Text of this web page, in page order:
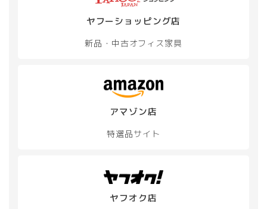
ヤフーショッピング店
新品・中古オフィス家具
アマゾン店
特選品サイト
ヤフオク店